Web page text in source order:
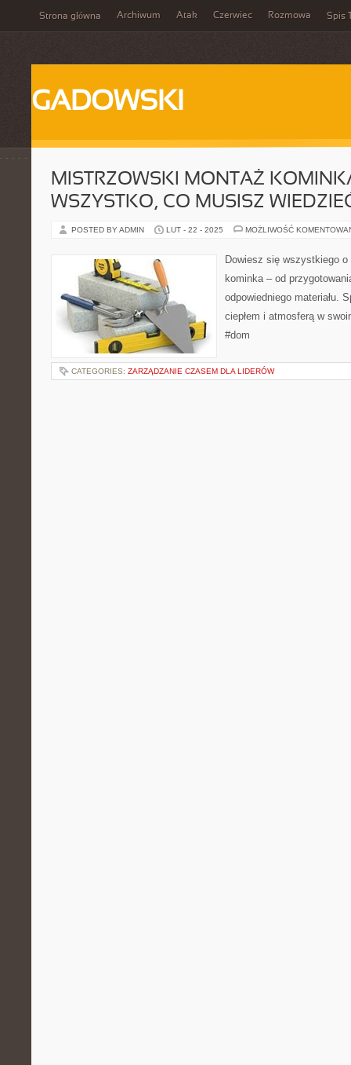
Strona główna Archiwum Atak Czerwiec Rozmowa Spis
GADOWSKI
MISTRZOWSKI MONTAŻ
WSZYSTKO, CO MUSISZ
POSTED BY ADMIN LUT - 22 - 2025 MOŻLIWOŚĆ
Dowiesz się wszystkiego
kominka – od
odpowiedniego materiału.
ciepłem i atmosferą w
#dom
CATEGORIES: ZARZĄDZANIE CZASEM DLA LIDERÓW